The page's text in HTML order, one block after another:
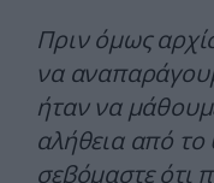
Πριν όμως
να
ήταν να
αλήθεια από
σεβόμαστε ότι